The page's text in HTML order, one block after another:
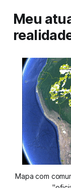
Meu
Mapa com